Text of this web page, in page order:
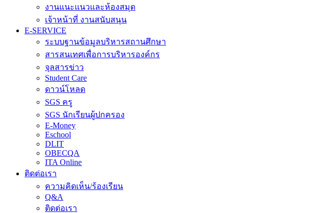
งานแนะแนวและห้องสมุด
เจ้าหน้าที่ งานสนับสนุน
E-SERVICE
ระบบฐานข้อมูลบริหารสถานศึกษา
สารสนเทศเพื่อการบริหารองค์กร
จุลสารข่าว
Student Care
ดาวน์โหลด
SGS ครู
SGS นักเรียนผู้ปกครอง
E-Money
Eschool
DLIT
OBECQA
ITA Online
ติดต่อเรา
ความคิดเห็น/ร้องเรียน
Q&A
ติดต่อเรา